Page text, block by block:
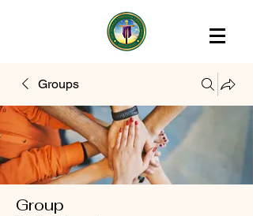
Groups
Group